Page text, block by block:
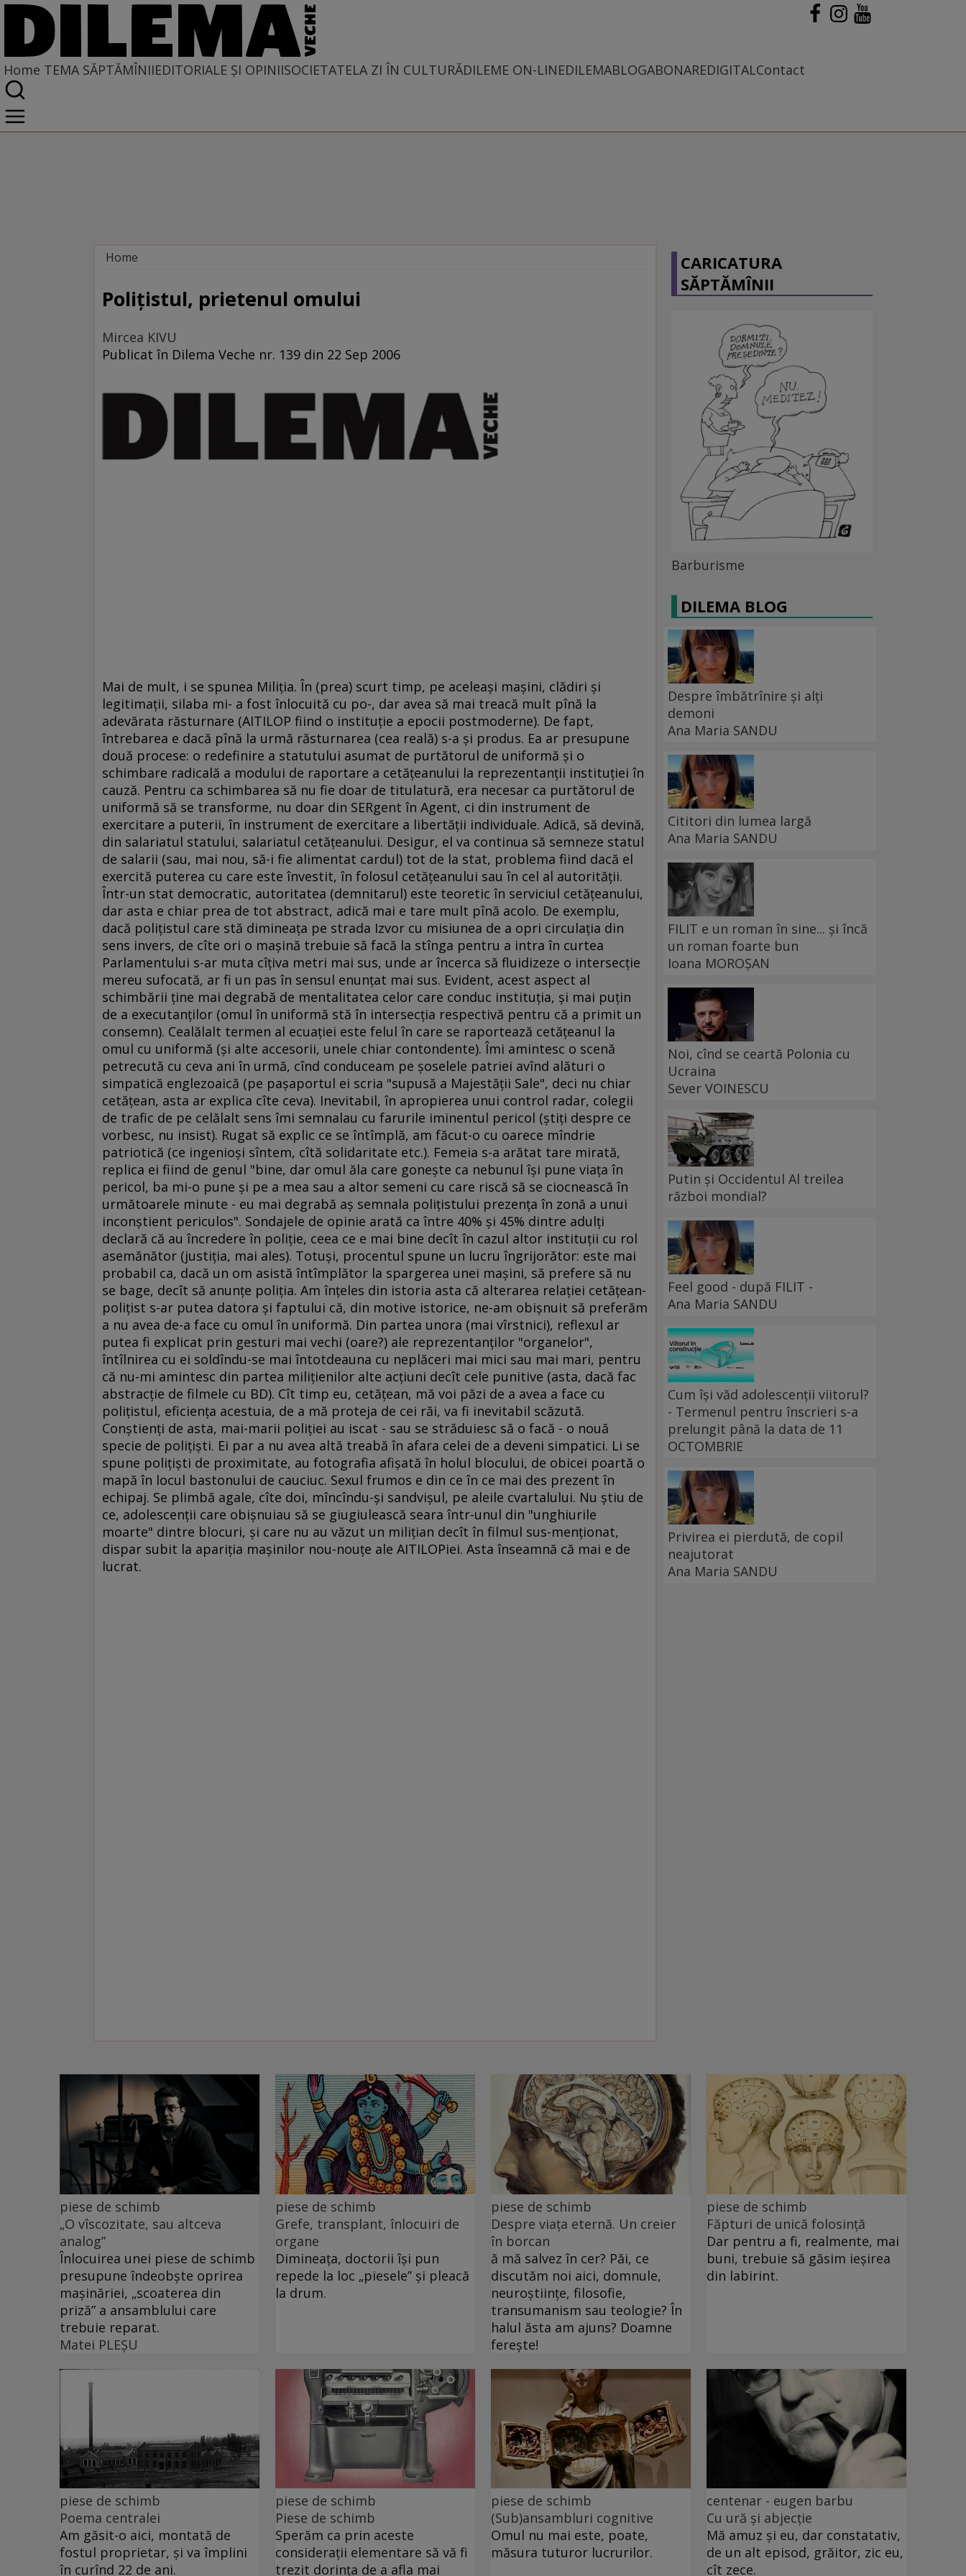
Home TEMA SĂPTĂMÎNIIEDITORIALE ȘI OPINIISOCIETATELA ZI ÎN CULTURĂDILEME ON-LINEDILEMABLOGABONAREDIGITALContact
Home
Poliţistul, prietenul omului
Mircea KIVU
Publicat în Dilema Veche nr. 139 din 22 Sep 2006
Mai de mult, i se spunea Miliţia. În (prea) scurt timp, pe aceleaşi maşini, clădiri şi
legitimaţii, silaba mi- a fost înlocuită cu po-, dar avea să mai treacă mult pînă la
adevărata răsturnare (AITILOP fiind o instituţie a epocii postmoderne). De fapt,
întrebarea e dacă pînă la urmă răsturnarea (cea reală) s-a şi produs. Ea ar presupune
două procese: o redefinire a statutului asumat de purtătorul de uniformă şi o
schimbare radicală a modului de raportare a cetăţeanului la reprezentanţii instituţiei în
cauză. Pentru ca schimbarea să nu fie doar de titulatură, era necesar ca purtătorul de
uniformă să se transforme, nu doar din SERgent în Agent, ci din instrument de
exercitare a puterii, în instrument de exercitare a libertăţii individuale. Adică, să devină,
din salariatul statului, salariatul cetăţeanului. Desigur, el va continua să semneze statul
de salarii (sau, mai nou, să-i fie alimentat cardul) tot de la stat, problema fiind dacă el
exercită puterea cu care este învestit, în folosul cetăţeanului sau în cel al autorităţii.
Într-un stat democratic, autoritatea (demnitarul) este teoretic în serviciul cetăţeanului,
dar asta e chiar prea de tot abstract, adică mai e tare mult pînă acolo. De exemplu,
dacă poliţistul care stă dimineaţa pe strada Izvor cu misiunea de a opri circulaţia din
sens invers, de cîte ori o maşină trebuie să facă la stînga pentru a intra în curtea
Parlamentului s-ar muta cîţiva metri mai sus, unde ar încerca să fluidizeze o intersecţie
mereu sufocată, ar fi un pas în sensul enunţat mai sus. Evident, acest aspect al
schimbării ţine mai degrabă de mentalitatea celor care conduc instituţia, şi mai puţin
de a executanţilor (omul în uniformă stă în intersecţia respectivă pentru că a primit un
consemn). Cealălalt termen al ecuaţiei este felul în care se raportează cetăţeanul la
omul cu uniformă (şi alte accesorii, unele chiar contondente). Îmi amintesc o scenă
petrecută cu ceva ani în urmă, cînd conduceam pe şoselele patriei avînd alături o
simpatică englezoaică (pe paşaportul ei scria "supusă a Majestăţii Sale", deci nu chiar
cetăţean, asta ar explica cîte ceva). Inevitabil, în apropierea unui control radar, colegii
de trafic de pe celălalt sens îmi semnalau cu farurile iminentul pericol (ştiţi despre ce
vorbesc, nu insist). Rugat să explic ce se întîmplă, am făcut-o cu oarece mîndrie
patriotică (ce ingenioşi sîntem, cîtă solidaritate etc.). Femeia s-a arătat tare mirată,
replica ei fiind de genul "bine, dar omul ăla care goneşte ca nebunul îşi pune viaţa în
pericol, ba mi-o pune şi pe a mea sau a altor semeni cu care riscă să se ciocnească în
următoarele minute - eu mai degrabă aş semnala poliţistului prezenţa în zonă a unui
inconştient periculos". Sondajele de opinie arată ca între 40% şi 45% dintre adulţi
declară că au încredere în poliţie, ceea ce e mai bine decît în cazul altor instituţii cu rol
asemănător (justiţia, mai ales). Totuşi, procentul spune un lucru îngrijorător: este mai
probabil ca, dacă un om asistă întîmplător la spargerea unei maşini, să prefere să nu
se bage, decît să anunţe poliţia. Am înţeles din istoria asta că alterarea relaţiei cetăţean-
poliţist s-ar putea datora şi faptului că, din motive istorice, ne-am obişnuit să preferăm
a nu avea de-a face cu omul în uniformă. Din partea unora (mai vîrstnici), reflexul ar
putea fi explicat prin gesturi mai vechi (oare?) ale reprezentanţilor "organelor",
întîlnirea cu ei soldîndu-se mai întotdeauna cu neplăceri mai mici sau mai mari, pentru
că nu-mi amintesc din partea miliţienilor alte acţiuni decît cele punitive (asta, dacă fac
abstracţie de filmele cu BD). Cît timp eu, cetăţean, mă voi păzi de a avea a face cu
poliţistul, eficienţa acestuia, de a mă proteja de cei răi, va fi inevitabil scăzută.
Conştienţi de asta, mai-marii poliţiei au iscat - sau se străduiesc să o facă - o nouă
specie de poliţişti. Ei par a nu avea altă treabă în afara celei de a deveni simpatici. Li se
spune poliţişti de proximitate, au fotografia afişată în holul blocului, de obicei poartă o
mapă în locul bastonului de cauciuc. Sexul frumos e din ce în ce mai des prezent în
echipaj. Se plimbă agale, cîte doi, mîncîndu-şi sandvişul, pe aleile cvartalului. Nu ştiu de
ce, adolescenţii care obişnuiau să se giugiulească seara într-unul din "unghiurile
moarte" dintre blocuri, şi care nu au văzut un miliţian decît în filmul sus-menţionat,
dispar subit la apariţia maşinilor nou-nouţe ale AITILOPiei. Asta înseamnă că mai e de
lucrat.
CARICATURA
SĂPTĂMÎNII
Barburisme
DILEMA BLOG
Despre îmbătrînire și alți
demoni
Ana Maria SANDU
Cititori din lumea largă
Ana Maria SANDU
FILIT e un roman în sine... și încă
un roman foarte bun
Ioana MOROȘAN
Noi, cînd se ceartă Polonia cu
Ucraina
Sever VOINESCU
Putin și Occidentul Al treilea
război mondial?
Feel good - după FILIT -
Ana Maria SANDU
Cum își văd adolescenții viitorul?
- Termenul pentru înscrieri s-a
prelungit până la data de 11
OCTOMBRIE
Privirea ei pierdută, de copil
neajutorat
Ana Maria SANDU
piese de schimb
„O vîscozitate, sau altceva
analog”
Înlocuirea unei piese de schimb
presupune îndeobște oprirea
mașinăriei, „scoaterea din
priză” a ansamblului care
trebuie reparat.
Matei PLEŞU
piese de schimb
Grefe, transplant, înlocuiri de
organe
Dimineața, doctorii își pun
repede la loc „piesele” și pleacă
la drum.
piese de schimb
Despre viața eternă. Un creier
în borcan
ă mă salvez în cer? Păi, ce
discutăm noi aici, domnule,
neuroștiințe, filosofie,
transumanism sau teologie? În
halul ăsta am ajuns? Doamne
ferește!
piese de schimb
Făpturi de unică folosință
Dar pentru a fi, realmente, mai
buni, trebuie să găsim ieșirea
din labirint.
piese de schimb
Poema centralei
Am găsit-o aici, montată de
fostul proprietar, și va împlini
în curînd 22 de ani.
piese de schimb
Piese de schimb
Sperăm ca prin aceste
considerații elementare să vă fi
trezit dorința de a afla mai
piese de schimb
(Sub)ansambluri cognitive
Omul nu mai este, poate,
măsura tuturor lucrurilor.
centenar - eugen barbu
Cu ură și abjecție
Mă amuz și eu, dar constatativ,
de un alt episod, grăitor, zic eu,
cît zece.